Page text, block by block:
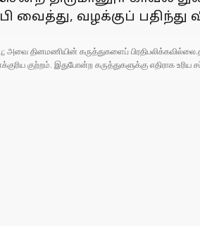
வைத்து, வழக்குப் பதிந்து
அவை தினமணியின் கருத்துகளைப்
குற்றம். இதுபோன்ற கருத்துகளுக்கு எதிராக உரிய